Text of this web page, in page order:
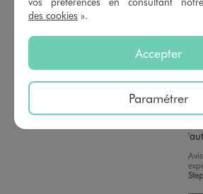
des cookies ».
Accepter
Paramétrer